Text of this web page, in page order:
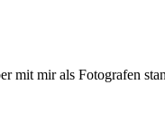
mir als Fotografen